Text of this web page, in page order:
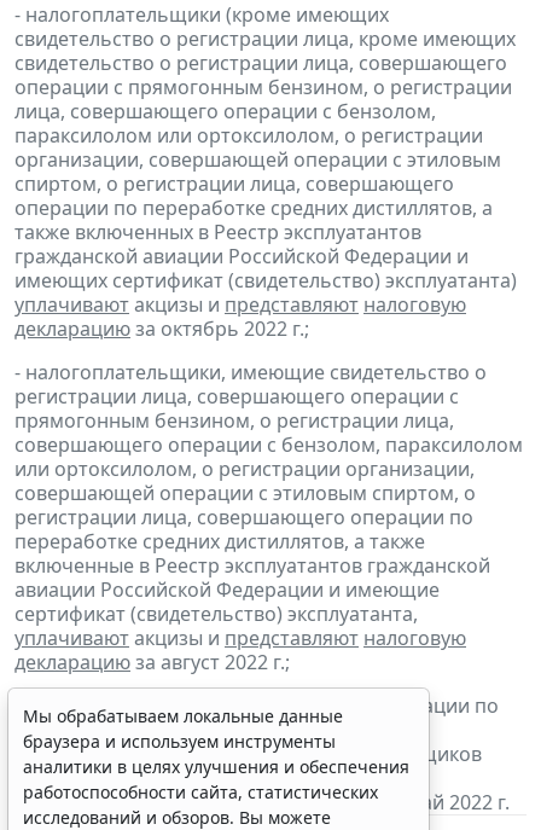
- налогоплательщики (кроме имеющих
свидетельство о регистрации лица, кроме имеющих
свидетельство о регистрации лица, совершающего
операции с прямогонным бензином, о регистрации
лица, совершающего операции с бензолом,
параксилолом или ортоксилолом, о регистрации
организации, совершающей операции с этиловым
спиртом, о регистрации лица, совершающего
операции по переработке средних дистиллятов, а
также включенных в Реестр эксплуатантов
гражданской авиации Российской Федерации и
имеющих сертификат (свидетельство) эксплуатанта)
уплачиваютакцизы и представляют налоговую
декларациюза октябрь 2022 г.;
- налогоплательщики, имеющие свидетельство о
регистрации лица, совершающего операции с
прямогонным бензином, о регистрации лица,
совершающего операции с бензолом, параксилолом
или ортоксилолом, о регистрации организации,
совершающей операции с этиловым спиртом, о
регистрации лица, совершающего операции по
переработке средних дистиллятов, а также
включенные в Реестр эксплуатантов гражданской
авиации Российской Федерации и имеющие
сертификат (свидетельство) эксплуатанта,
уплачиваютакцизы и представляют налоговую
декларациюза август 2022 г.;
- налогоплательщики, совершающие операции по
реализациибункерного топливаи
дистиллятов, включенные в реестр поставщиков
бункерного топлива,уплачиваютакцизы и
представляютналоговую декларацию за май 2022 г.
Мы обрабатываем локальные данные
браузера и используем инструменты
аналитики в целях улучшения и обеспечения
работоспособности сайта, статистических
исследований и обзоров. Вы можете